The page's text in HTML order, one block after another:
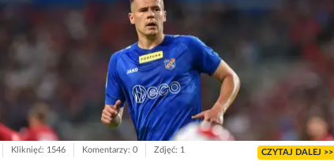
Kliknięć: 1546 Komentarzy: 0 Zdjęć: 1 CZYTAJ DALEJ >>